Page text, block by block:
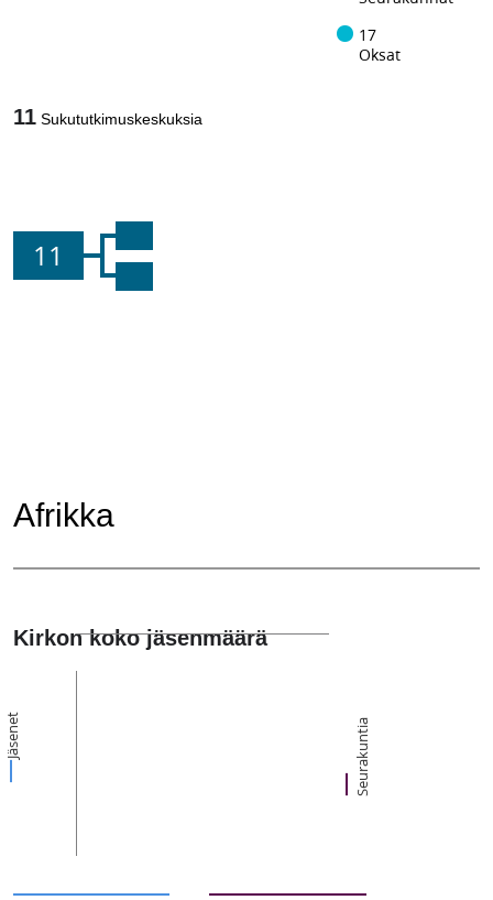
17
Oksat
11 Sukututkimuskeskuksia
11
Afrikka
Kirkon koko jäsenmäärä
Jäsenet Seurakuntia